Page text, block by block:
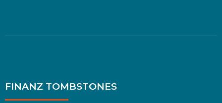
FINANZ TOMBSTONES